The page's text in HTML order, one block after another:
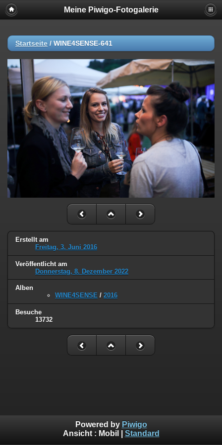
Meine Piwigo-Fotogalerie
Startseite / WINE4SENSE-641
Erstellt am
Freitag, 3. Juni 2016
Veröffentlicht am
Donnerstag, 8. Dezember 2022
Alben
WINE4SENSE / 2016
Besuche
13732
Powered by Piwigo
Ansicht : Mobil Standard